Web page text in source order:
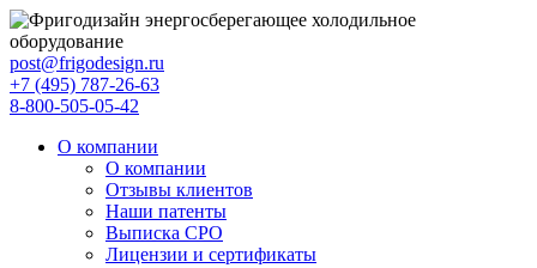
post@frigodesign.ru
+7 (495) 787-26-63
8-800-505-05-42
О компании
О компании
Отзывы клиентов
Наши патенты
Выписка СРО
Лицензии и сертификаты